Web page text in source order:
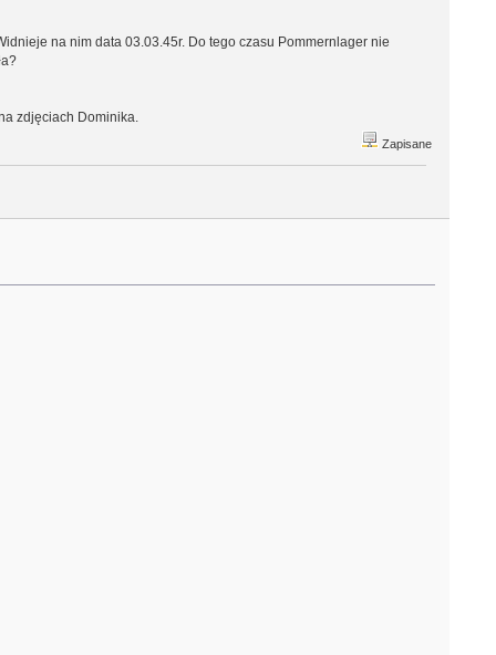
na nim data 03.03.45r. Do tego czasu Pommernlager nie
zdjęciach Dominika.
Zapisane